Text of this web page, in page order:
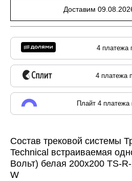
Доставим
4 платежа
4 платежа
Плайт 4 платежа
Состав трековой системы
Technical встраиваемая
Вольт) белая 200x200 TS-
W